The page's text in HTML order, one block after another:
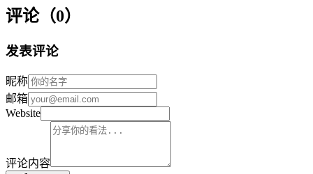
评论（0）
发表评论
昵称
邮箱
Website
评论内容